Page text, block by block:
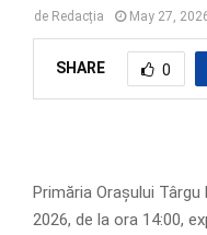
de Redacția May 27,
SHARE 0
Primăria Orașului
2026, de la ora 14:00,